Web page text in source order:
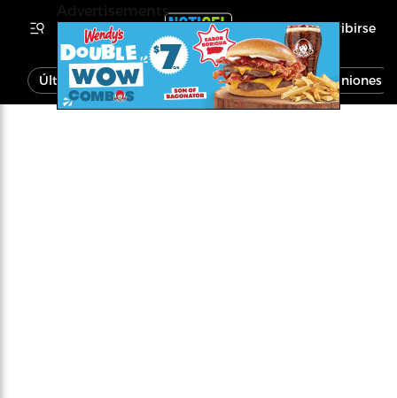
Inscribirse
Última Hora Noticias Economía Opiniones
Advertisements